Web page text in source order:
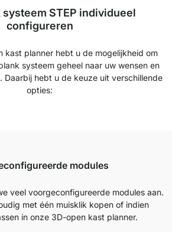
systeem STEP individueel
configureren
kast planner hebt u de mogelijkheid om
systeem geheel naar uw wensen en
Daarbij hebt u de keuze uit verschillende
opties:
modules
veel voorgeconfigureerde modules aan.
met één muisklik kopen of indien
in onze 3D-open kast planner.